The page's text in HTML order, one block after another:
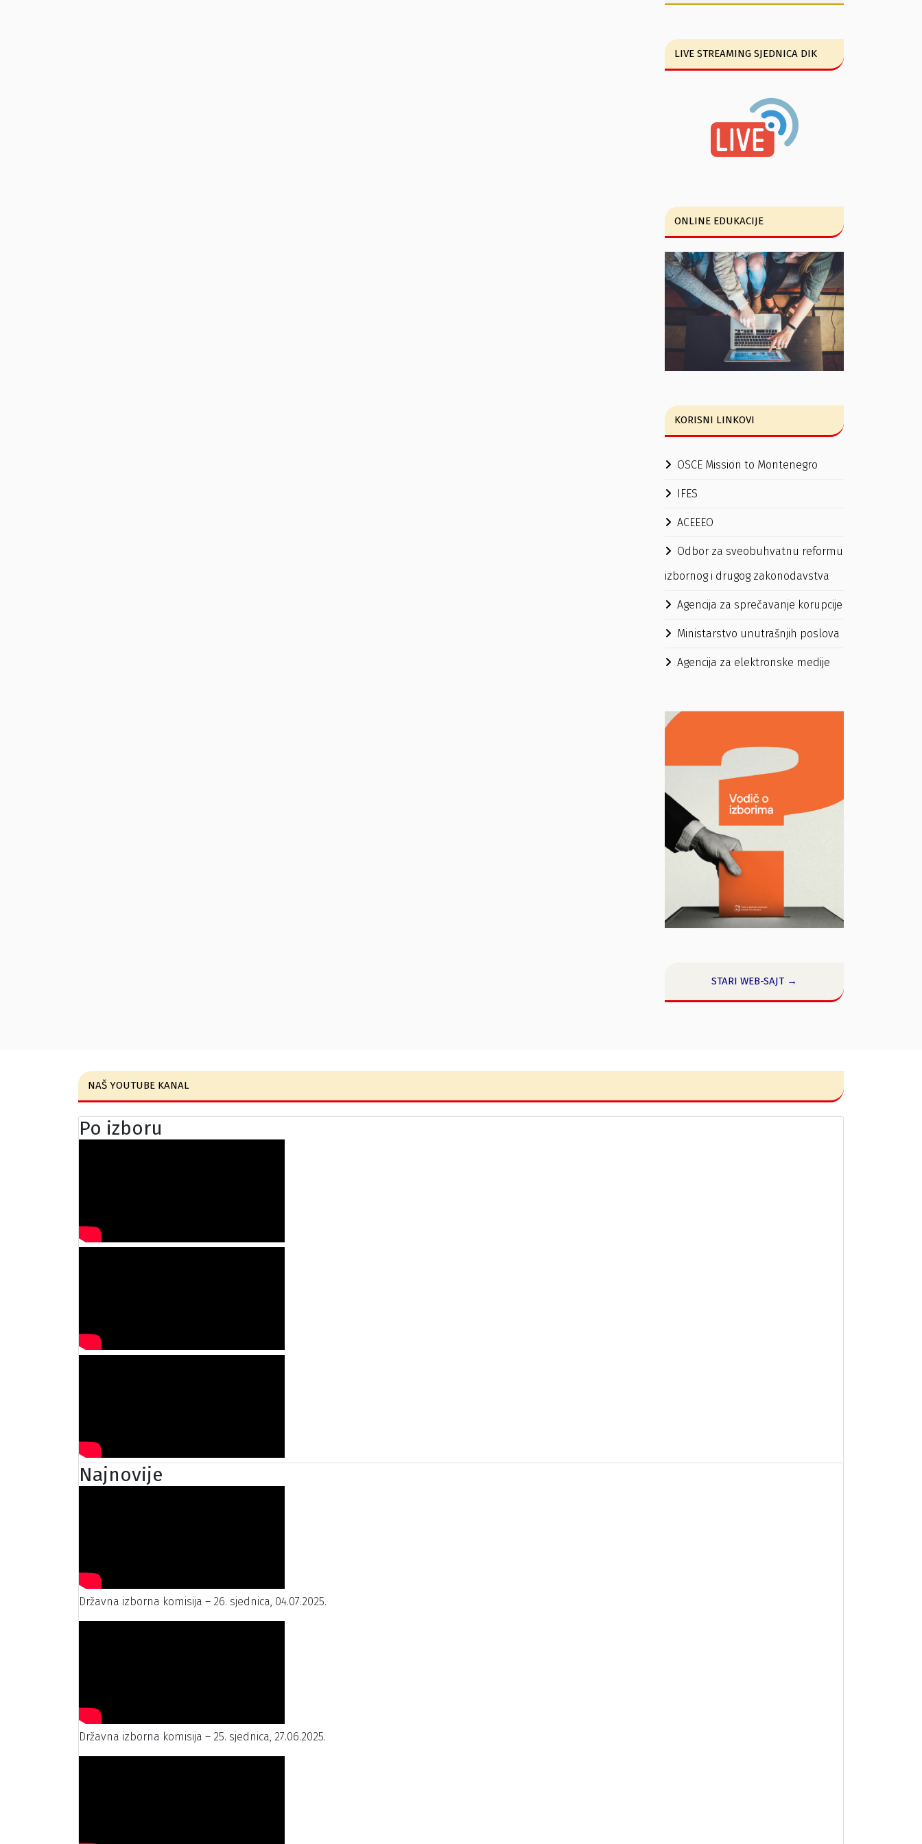
LIVE STREAMING SJEDNICA DIK
ONLINE EDUKACIJE
KORISNI LINKOVI
OSCE Mission to Montenegro
IFES
ACEEEO
Odbor za sveobuhvatnu reformu
izbornog i drugog zakonodavstva
Agencija za sprečavanje korupcije
Ministarstvo unutrašnjih poslova
Agencija za elektronske medije
STARI WEB-SAJT →
NAŠ YOUTUBE KANAL
Po izboru
Najnovije
Državna izborna komisija – 26. sjednica, 04.07.2025.
Državna izborna komisija – 25. sjednica, 27.06.2025.